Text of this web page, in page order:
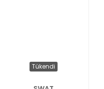
Tükendi